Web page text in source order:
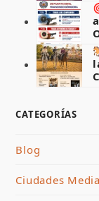
CATEGORÍAS
Blog
Ciudades